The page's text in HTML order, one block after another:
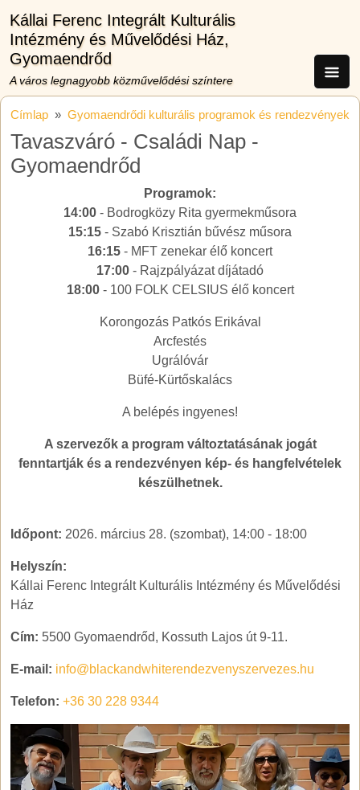
Kállai Ferenc Integrált Kulturális
Intézmény és Művelődési Ház,
Gyomaendrőd
A város legnagyobb közművelődési színtere
Címlap Gyomaendrődi kulturális programok és rendezvények
Tavaszváró - Családi Nap -
Gyomaendrőd
Programok:
14:00 - Bodrogközy Rita gyermekműsora
15:15 - Szabó Krisztián bűvész műsora
16:15 - MFT zenekar élő koncert
17:00 - Rajzpályázat díjátadó
18:00- 100 FOLK CELSIUS élő koncert
Korongozás Patkós Erikával
Arcfestés
Ugrálóvár
Büfé-Kürtőskalács
A belépés ingyenes!
A szervezők a program változtatásának jogát
fenntartják és a rendezvényen kép- és hangfelvételek
készülhetnek.
Időpont: 2026. március 28. (szombat), 14:00 - 18:00
Helyszín:
Kállai Ferenc Integrált Kulturális Intézmény és Művelődési
Ház
Cím: 5500 Gyomaendrőd, Kossuth Lajos út 9-11.
E-mail: info@blackandwhiterendezvenyszervezes.hu
Telefon: +36 30 228 9344